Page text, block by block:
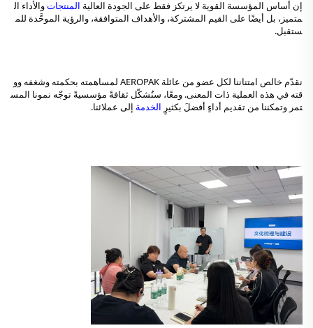
إن أساس المؤسسة القوية لا يرتكز فقط على الجودة العالية المنتجات والأداء ال
متميز، بل أيضًا على القيم المشتركة، والأهداف المتوافقة، والرؤية الموحَّدة للم
ستقبل.
نقدّم خالص امتناننا لكل عضو من عائلة AEROPAK لمساهمته بحكمته وشغفه وو
قته في هذه العملية ذات المعنى. ومعًا، سنُشكّل ثقافةً مؤسسيةً توجّه نمونا المس
تمر وتمكننا من تقديم أداءٍ أفضلَ بكثيرٍ الخدمة إلى عملائنا.